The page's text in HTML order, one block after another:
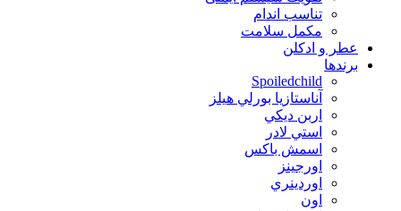
تناسب اندام
مکمل سلامت
عطر و ادکلن
برندها
Spoiledchild
آناستازيا بورلي هيلز
اربن ديكي
استي لادر
اسمش باكس
اورجينز
اوردينري
اون